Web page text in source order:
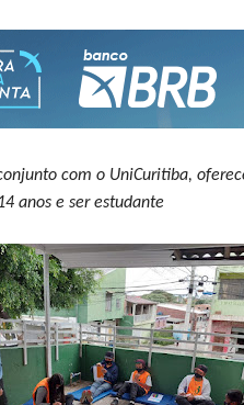
com o UniCuritiba,
anos e ser estudante